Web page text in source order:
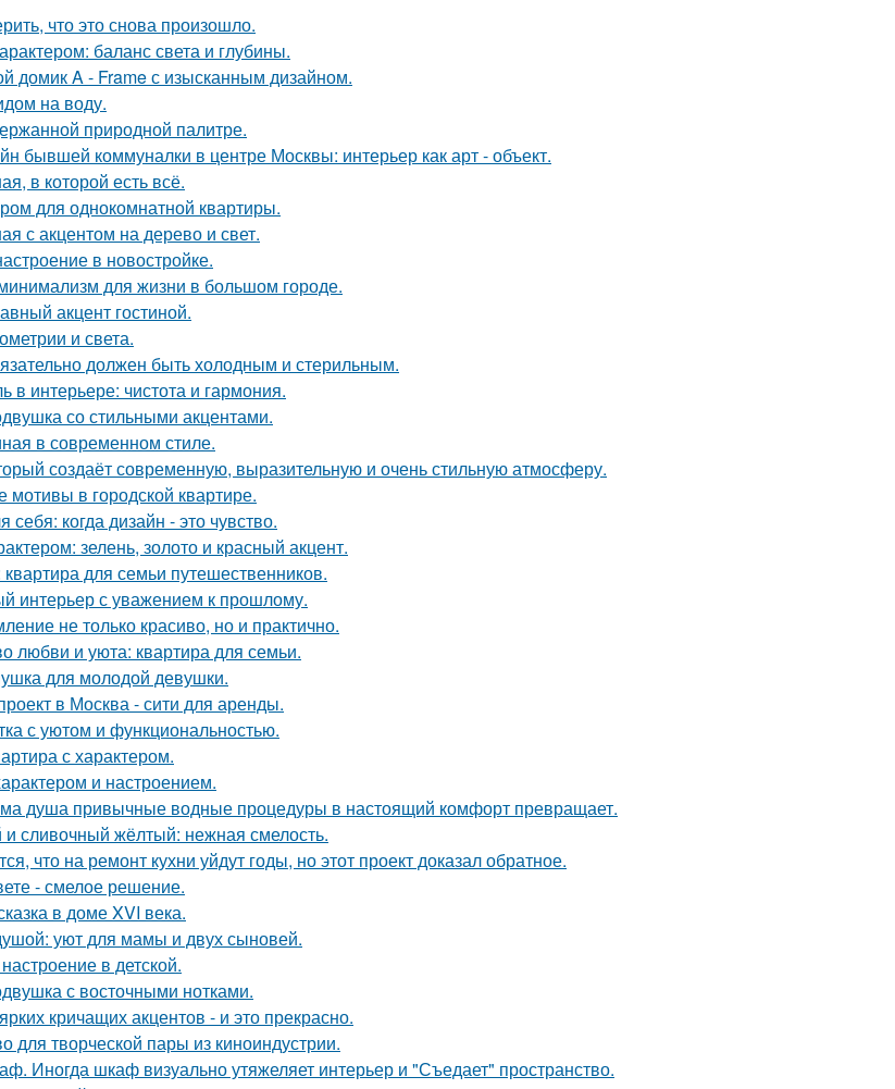
что это снова произошло.
баланс света и глубины.
домик A - Frame с изысканным дизайном.
на воду.
природной палитре.
бывшей коммуналки в центре Москвы: интерьер как арт - объект.
в которой есть всё.
для однокомнатной квартиры.
с акцентом на дерево и свет.
в новостройке.
для жизни в большом городе.
акцент гостиной.
и света.
должен быть холодным и стерильным.
в интерьере: чистота и гармония.
со стильными акцентами.
в современном стиле.
создаёт современную, выразительную и очень стильную атмосферу.
мотивы в городской квартире.
себя: когда дизайн - это чувство.
зелень, золото и красный акцент.
для семьи путешественников.
интерьер с уважением к прошлому.
не только красиво, но и практично.
любви и уюта: квартира для семьи.
для молодой девушки.
в Москва - сити для аренды.
с уютом и функциональностью.
с характером.
и настроением.
душа привычные водные процедуры в настоящий комфорт превращает.
сливочный жёлтый: нежная смелость.
что на ремонт кухни уйдут годы, но этот проект доказал обратное.
- смелое решение.
в доме XVI века.
уют для мамы и двух сыновей.
в детской.
с восточными нотками.
кричащих акцентов - и это прекрасно.
для творческой пары из киноиндустрии.
Иногда шкаф визуально утяжеляет интерьер и "Съедает" пространство.